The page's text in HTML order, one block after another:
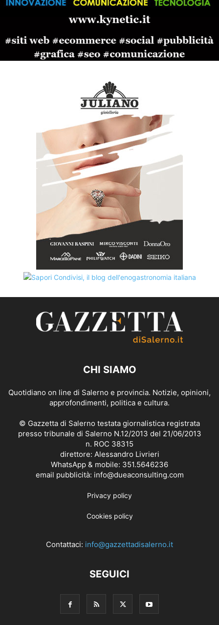
CHI SIAMO
Quotidiano on line di Salerno e provincia. Notizie, opinioni,
approfondimenti, politica e cultura.
© Gazzetta di Salerno testata giornalistica registrata
presso tribunale di Salerno N.12/2013 del 21/06/2013
n. ROC 38315
direttore: Alessandro Livrieri
WhatsApp & mobile: 351.5646236
email pubblicità: info@dueaconsulting.com
Privacy policy
Cookies policy
Contattaci: info@gazzettadisalerno.it
SEGUICI